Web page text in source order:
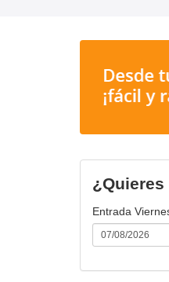
¿Quieres
Entrada